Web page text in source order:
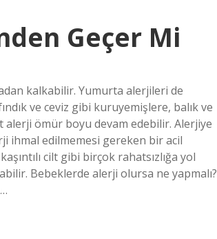
Geçer Mi
kalkabilir. Yumurta alerjileri de
ve ceviz gibi kuruyemişlere, balık ve
ömür boyu devam edebilir. Alerjiye
ihmal edilmemesi gereken bir acil
cilt gibi birçok rahatsızlığa yol
Bebeklerde alerji olursa ne yapmalı?